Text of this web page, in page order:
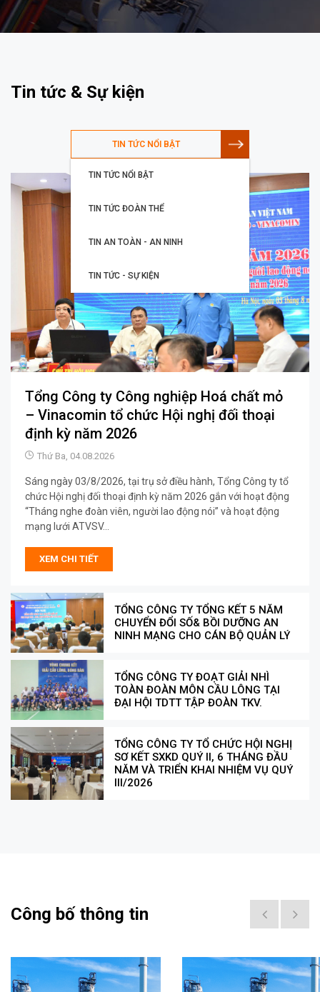
Tin tức & Sự kiện
TIN TỨC NỔI BẬT
TIN TỨC NỔI BẬT
TIN TỨC ĐOÀN THỂ
TIN AN TOÀN - AN NINH
TIN TỨC - SỰ KIỆN
Tổng Công ty Công nghiệp Hoá chất mỏ
– Vinacomin tổ chức Hội nghị đối thoại
định kỳ năm 2026
Thứ Ba, 04.08.2026
Sáng ngày 03/8/2026, tại trụ sở điều hành, Tổng Công ty tổ
chức Hội nghị đối thoại định kỳ năm 2026 gắn với hoạt động
“Tháng nghe đoàn viên, người lao động nói” và hoạt động
mạng lưới ATVSV...
XEM CHI TIẾT
TỔNG CÔNG TY TỔNG KẾT 5 NĂM
CHUYỂN ĐỔI SỐ& BỒI DƯỠNG AN
NINH MẠNG CHO CÁN BỘ QUẢN LÝ
TỔNG CÔNG TY ĐOẠT GIẢI NHÌ
TOÀN ĐOÀN MÔN CẦU LÔNG TẠI
ĐẠI HỘI TDTT TẬP ĐOÀN TKV.
TỔNG CÔNG TY TỔ CHỨC HỘI NGHỊ
SƠ KẾT SXKD QUÝ II, 6 THÁNG ĐẦU
NĂM VÀ TRIỂN KHAI NHIỆM VỤ QUÝ
III/2026
Công bố thông tin